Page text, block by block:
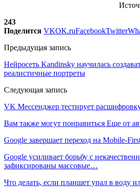
243
Поделится VKOK.ruFacebookTwitter
Предыдущая запись
Нейросеть Kandinsky научилась
реалистичные портреты
Следующая запись
VK Мессенджер тестирует
Вам также могут понравиться Еще от
Google завершает переход на Mobile-
Google усиливает борьбу с
зафиксированы массовые…
Что делать, если планшет упал в воду